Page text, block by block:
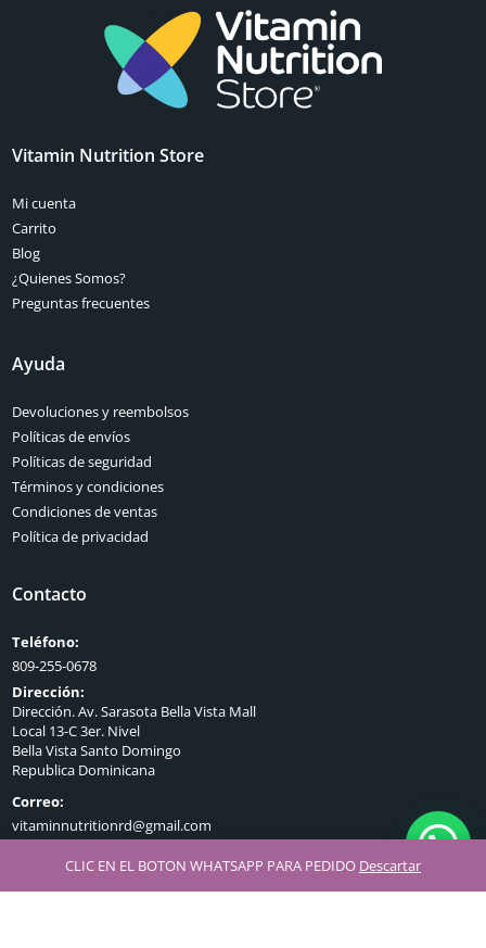
Vitamin Nutrition Store
Mi cuenta
Carrito
Blog
¿Quienes Somos?
Preguntas frecuentes
Ayuda
Devoluciones y reembolsos
Políticas de envíos
Políticas de seguridad
Términos y condiciones
Condiciones de ventas
Política de privacidad
Contacto
Teléfono:
809-255-0678
Dirección:
Dirección. Av. Sarasota Bella Vista Mall
Local 13-C 3er. Nivel
Bella Vista Santo Domingo
Republica Dominicana
Correo:
vitaminnutritionrd@gmail.com
CLIC EN EL BOTON WHATSAPP PARA PEDIDO Descartar